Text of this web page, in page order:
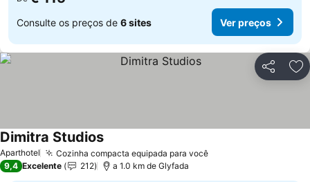
Consulte os preços de 6 sites Ver preços
Partilhar
Aparthotel Cozinha compacta equipada para vocêVer preços
Dimitra StudiosVer preços
9,4 Excelente 212 a 1.0 km de Glyfada